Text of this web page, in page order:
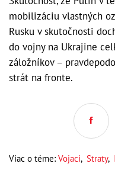
mobilizáciu vlastných
Rusku v skutočnosti
do vojny na Ukrajine
záložníkov –
strát na fronte.
Viac o téme: Vojaci, Straty,